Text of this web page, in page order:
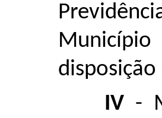
IV -